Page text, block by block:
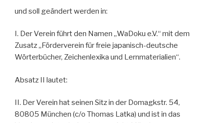
und soll geändert werden in:
I. Der Verein führt den Namen „WaDoku e.V.“ mit dem
Zusatz „Förderverein für freie japanisch-deutsche
Wörterbücher, Zeichenlexika und Lernmaterialien“.
Absatz II lautet:
II. Der Verein hat seinen Sitz in der Domagkstr. 54,
80805 München (c/o Thomas Latka) und ist in das